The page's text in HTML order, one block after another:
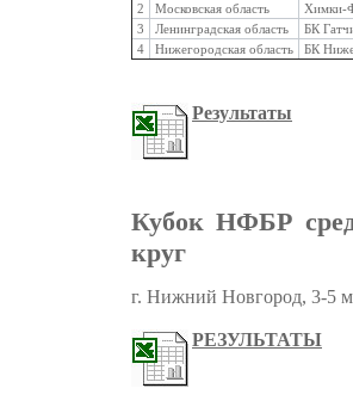
2
Московская область Химки-
3
Ленинградская область БК
4
Нижегородская область БК
Результаты
Кубок НФБР
круг
г. Нижний Новгород, 3-5
РЕЗУЛЬТАТЫ